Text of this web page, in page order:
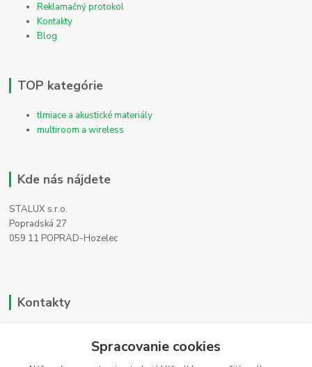
Reklamačný protokol
Kontakty
Blog
TOP kategórie
tlmiace a akustické materiály
multiroom a wireless
Kde nás nájdete
STALUX s.r.o.
Popradská 27
059 11 POPRAD-Hozelec
Kontakty
+421 911 990 200Spracovanie cookies